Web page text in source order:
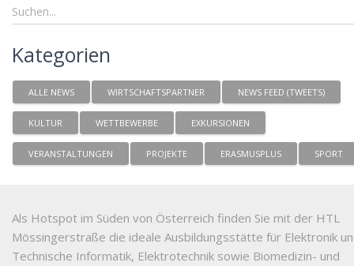
Kategorien
ALLE NEWS WIRTSCHAFTSPARTNER NEWS FEED (TWEETS)
KULTUR WETTBEWERBE EXKURSIONEN
VERANSTALTUNGEN PROJEKTE ERASMUSPLUS SPORT
Als Hotspot im Süden von Österreich finden Sie mit der HTL
Mössingerstraße die ideale Ausbildungsstätte für Elektronik
Technische Informatik, Elektrotechnik sowie Biomedizin- und